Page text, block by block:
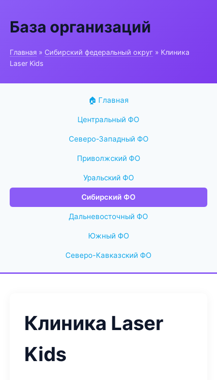
База организаций
Главная » Сибирский федеральный округ » Клиника
Laser Kids
🏠 Главная
Центральный ФО
Северо-Западный ФО
Приволжский ФО
Уральский ФО
Сибирский ФО
Дальневосточный ФО
Южный ФО
Северо-Кавказский ФО
Клиника Laser
Kids